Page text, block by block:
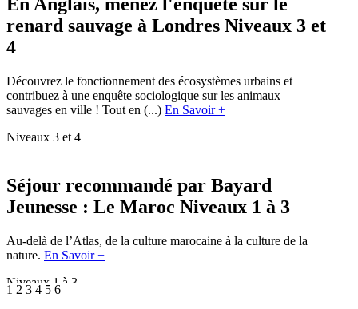
En Anglais, menez l'enquête sur le
renard sauvage à Londres Niveaux 3 et
4
Découvrez le fonctionnement des écosystèmes urbains et
contribuez à une enquête sociologique sur les animaux
sauvages en ville ! Tout en (...) En Savoir +
Niveaux 3 et 4
Séjour recommandé par Bayard
Jeunesse : Le Maroc Niveaux 1 à 3
Au-delà de l’Atlas, de la culture marocaine à la culture de la
nature. En Savoir +
Niveaux 1 à 3
1 2 3 4 5 6